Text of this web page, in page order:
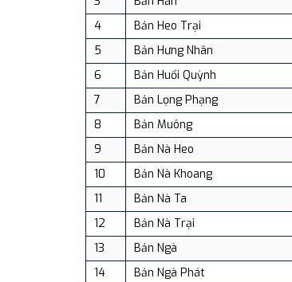
4
Bản Heo Trại
5
Bản Hưng Nhân
6
Bản Huổi Quỳnh
7
Bản Lọng Phạng
8
Bản Muông
9
Bản Nà Heo
10
Bản Nà Khoang
11
Bản Nà Ta
12
Bản Nà Trại
13
Bản Ngà
14
Bản Ngà Phát